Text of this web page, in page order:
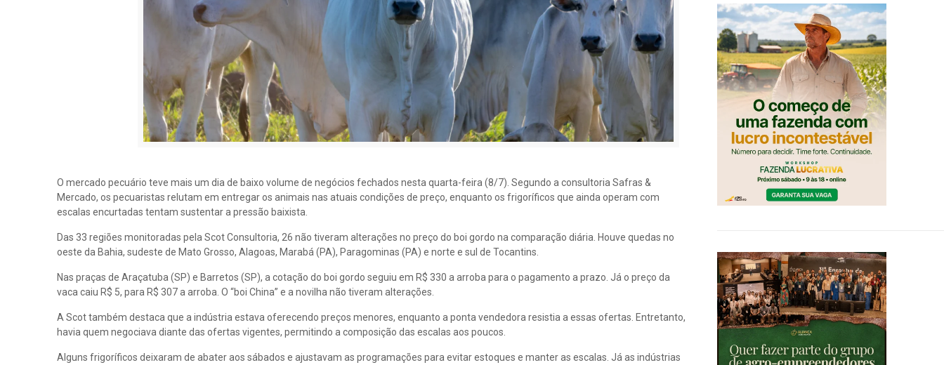
O mercado pecuário teve mais um dia de baixo volume de negócios fechados nesta quarta-feira (8/7). Segundo a consultoria Safras &
Mercado, os pecuaristas relutam em entregar os animais nas atuais condições de preço, enquanto os frigoríficos que ainda operam com
escalas encurtadas tentam sustentar a pressão baixista.
Das 33 regiões monitoradas pela Scot Consultoria, 26 não tiveram alterações no preço do boi gordo na comparação diária. Houve quedas no
oeste da Bahia, sudeste de Mato Grosso, Alagoas, Marabá (PA), Paragominas (PA) e norte e sul de Tocantins.
Nas praças de Araçatuba (SP) e Barretos (SP), a cotação do boi gordo seguiu em R$ 330 a arroba para o pagamento a prazo. Já o preço da
vaca caiu R$ 5, para R$ 307 a arroba. O “boi China” e a novilha não tiveram alterações.
A Scot também destaca que a indústria estava oferecendo preços menores, enquanto a ponta vendedora resistia a essas ofertas. Entretanto,
havia quem negociava diante das ofertas vigentes, permitindo a composição das escalas aos poucos.
Alguns frigoríficos deixaram de abater aos sábados e ajustavam as programações para evitar estoques e manter as escalas. Já as indústrias